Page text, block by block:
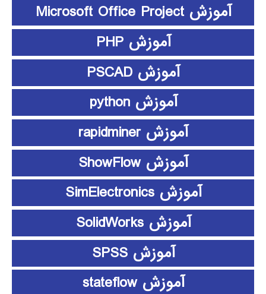
آموزش Microsoft Office Project
آموزش PHP
آموزش PSCAD
آموزش python
آموزش rapidminer
آموزش ShowFlow
آموزش SimElectronics
آموزش SolidWorks
آموزش SPSS
آموزش stateflow